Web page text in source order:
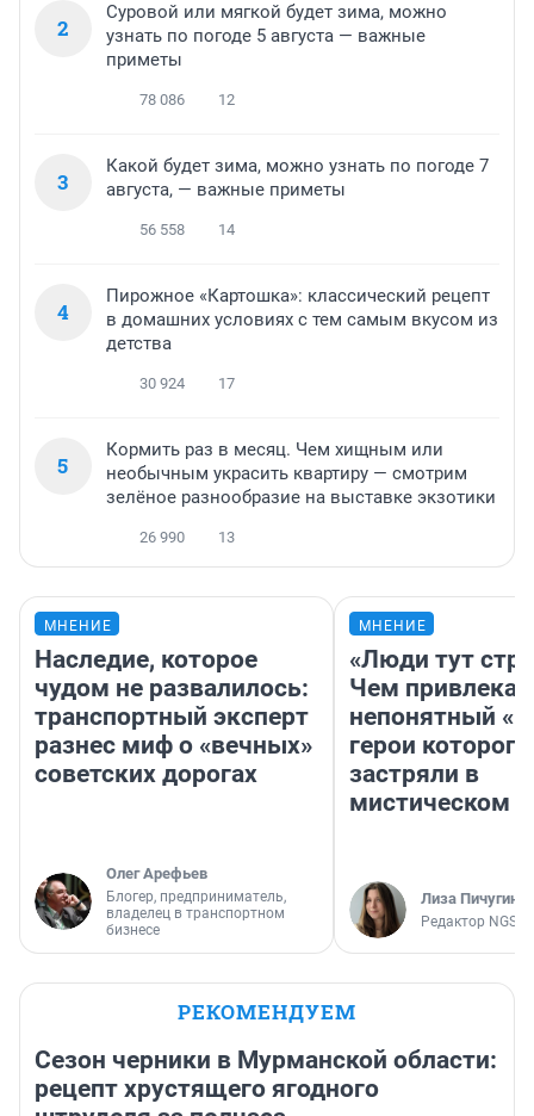
2
Суровой или мягкой будет зима, можно
узнать по погоде 5 августа — важные
приметы
78 086 12
3
Какой будет зима, можно узнать по погоде 7
августа, — важные приметы
56 558 14
4
Пирожное «Картошка»: классический рецепт
в домашних условиях с тем самым вкусом из
детства
30 924 17
5
Кормить раз в месяц. Чем хищным или
необычным украсить квартиру — смотрим
зелёное разнообразие на выставке экзотики
26 990 13
МНЕНИЕ
Наследие, которое
чудом не развалилось:
транспортный эксперт
разнес миф о «вечных»
советских дорогах
Олег Арефьев
Блогер, предприниматель,
владелец в транспортном
бизнесе
МНЕНИЕ
«Люди тут
Чем
непонятный
герои которого
застряли в
мистическом
Лиза Пичугина
Редактор
РЕКОМЕНДУЕМ
Сезон черники в Мурманской области:
рецепт хрустящего ягодного